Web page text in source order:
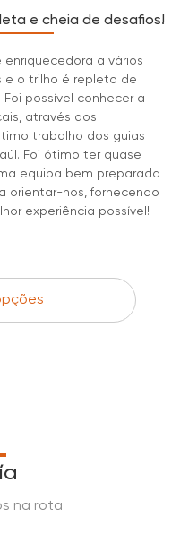
e cheia de desafios!
enriquecedora a vários
e o trilho é repleto de
possível conhecer a
através dos
trabalho dos guias
Foi ótimo ter quase
equipa bem preparada
orientar-nos, fornecendo
experiência possível!
na rota